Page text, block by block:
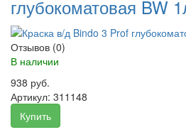
глубокоматовая BW
Отзывов (0)
В наличии
938 руб.
Артикул: 311148
Купить